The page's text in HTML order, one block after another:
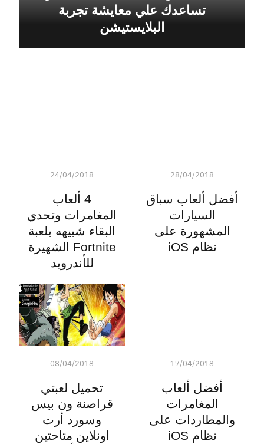
تساعدك علي معايشة تجربة
البلايستيشن
28/04/2018
أفضل ألعاب سباق
السيارات
المشهورة على
نظام iOS
24/04/2018
4 ألعاب
المغامرات وتحدي
البقاء شبيهه بلعبة
Fortnite الشهيرة
للأندرويد
17/04/2018
أفضل ألعاب
المغامرات
والمطاردات على
نظام iOS
08/04/2018
تحميل لعبتي
قراصنة ون بيس
وسورد أرت
اونلاين متاحتين